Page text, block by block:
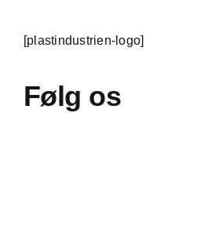
[plastindustrien-logo]
Følg os